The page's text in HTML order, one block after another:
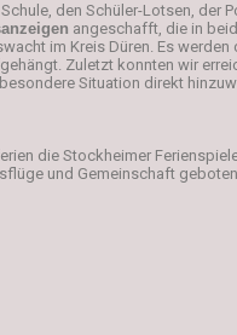
den Schüler-Lotsen, der
angeschafft, die in
im Kreis Düren. Es werden
Zuletzt konnten wir
Situation direkt
die Stockheimer
und Gemeinschaft